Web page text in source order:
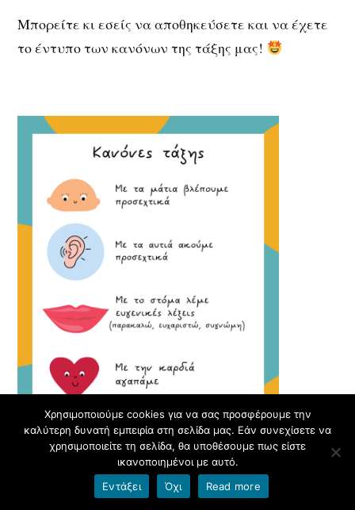
Μπορείτε κι εσείς να αποθηκεύσετε και να έχετε
το έντυπο των κανόνων της τάξης μας!
Χρησιμοποιούμε cookies για να σας προσφέρουμε την
καλύτερη δυνατή εμπειρία στη σελίδα μας. Εάν συνεχίσετε να
χρησιμοποιείτε τη σελίδα, θα υποθέσουμε πως είστε
ικανοποιημένοι με αυτό.
Εντάξει
Όχι Read more